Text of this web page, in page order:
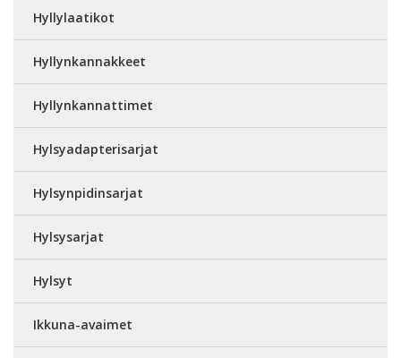
Hyllylaatikot
Hyllynkannakkeet
Hyllynkannattimet
Hylsyadapterisarjat
Hylsynpidinsarjat
Hylsysarjat
Hylsyt
Ikkuna-avaimet